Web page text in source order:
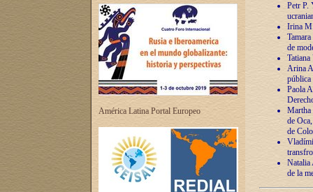
América Latina Portal Europeo
Petr P.
Irina
de
Arina
pública
Paola
Martha
de
de
Natalia
de la